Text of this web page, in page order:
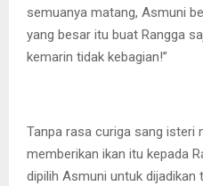
semuanya matang, Asmuni
yang besar itu buat Rangga
kemarin tidak kebagian!”
Tanpa rasa curiga sang isteri
memberikan ikan itu kepada
dipilih Asmuni untuk dijadikan